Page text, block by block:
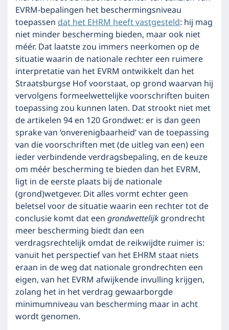
EVRM-bepalingen het beschermingsniveau
toepassendat het EHRM heeft vastgesteld: hij mag
niet minder bescherming bieden, maar ook niet
méér. Dat laatste zou immers neerkomen op de
situatie waarin de nationale rechter een ruimere
interpretatie van het EVRM ontwikkelt dan het
Straatsburgse Hof voorstaat, op grond waarvan hij
vervolgens formeelwettelijke voorschriften buiten
toepassing zou kunnen laten. Dat strookt niet met
de artikelen 94 en 120 Grondwet: er is dan geen
sprake van ‘onverenigbaarheid’ van de toepassing
van die voorschriften met (de uitleg van een) een
ieder verbindende verdragsbepaling, en de keuze
om méér bescherming te bieden dan het EVRM,
ligt in de eerste plaats bij de nationale
(grond)wetgever. Dit alles vormt echter geen
beletsel voor de situatie waarin een rechter tot de
conclusie komt dat eengrondwettelijkgrondrecht
meer bescherming biedt dan een
verdragsrechtelijk omdat de reikwijdte ruimer is:
vanuit het perspectief van het EHRM staat niets
eraan in de weg dat nationale grondrechten een
eigen, van het EVRM afwijkende invulling krijgen,
zolang het in het verdrag gewaarborgde
minimumniveau van bescherming maar in acht
wordt genomen.